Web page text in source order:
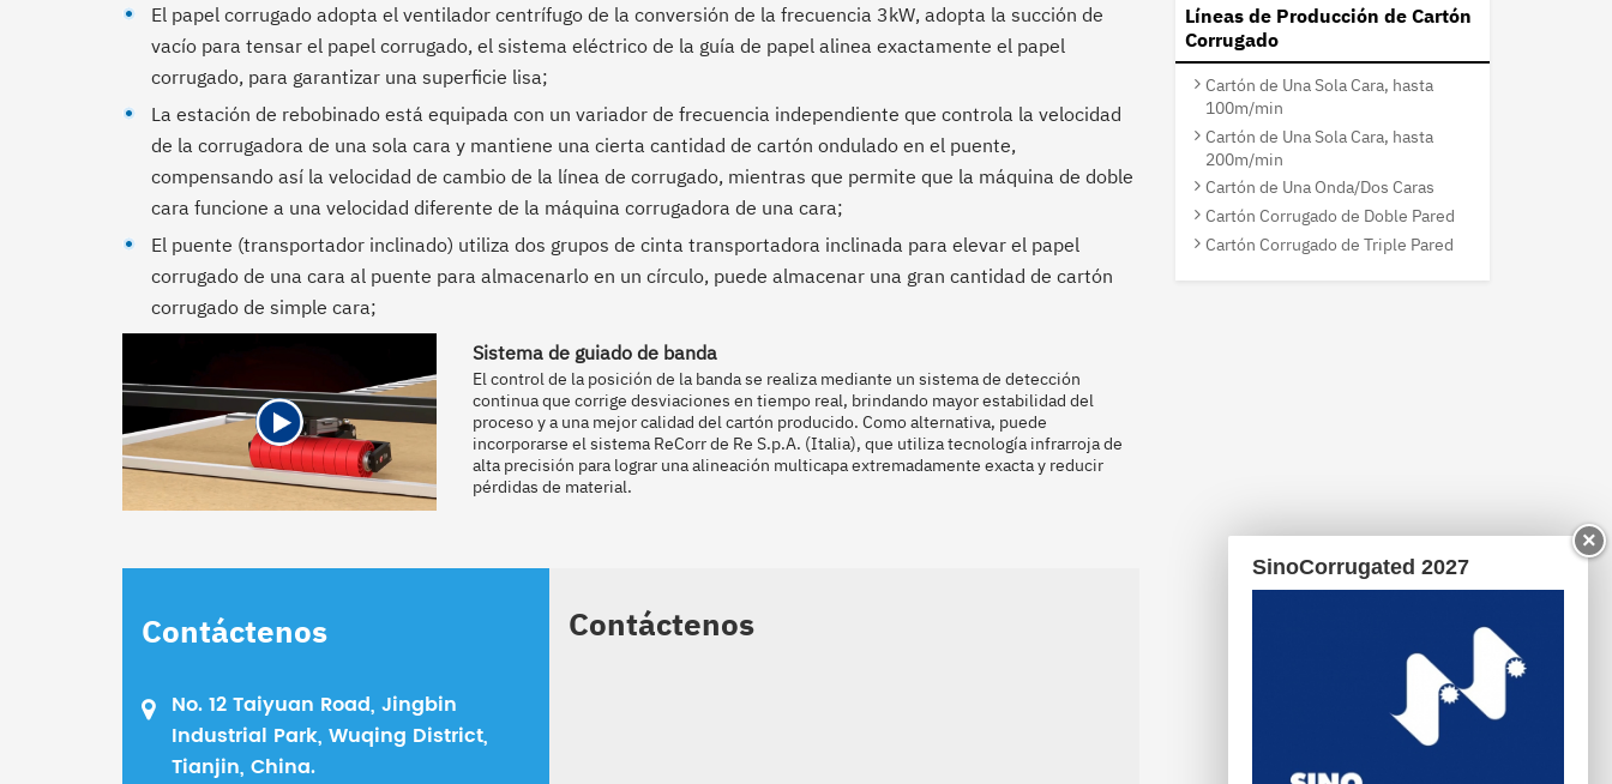
El papel corrugado adopta el ventilador centrífugo de la conversión de la frecuencia 3kW, adopta la succión de
vacío para tensar el papel corrugado, el sistema eléctrico de la guía de papel alinea exactamente el papel
corrugado, para garantizar una superficie lisa;
La estación de rebobinado está equipada con un variador de frecuencia independiente que controla la velocidad
de la corrugadora de una sola cara y mantiene una cierta cantidad de cartón ondulado en el puente,
compensando así la velocidad de cambio de la línea de corrugado, mientras que permite que la máquina de doble
cara funcione a una velocidad diferente de la máquina corrugadora de una cara;
El puente (transportador inclinado) utiliza dos grupos de cinta transportadora inclinada para elevar el papel
corrugado de una cara al puente para almacenarlo en un círculo, puede almacenar una gran cantidad de cartón
corrugado de simple cara;
Sistema de guiado de banda
El control de la posición de la banda se realiza mediante un sistema de detección
continua que corrige desviaciones en tiempo real, brindando mayor estabilidad del
proceso y a una mejor calidad del cartón producido. Como alternativa, puede
incorporarse el sistema ReCorr de Re S.p.A. (Italia), que utiliza tecnología infrarroja de
alta precisión para lograr una alineación multicapa extremadamente exacta y reducir
pérdidas de material.
Contáctenos
No. 12 Taiyuan Road, Jingbin
Industrial Park, Wuqing District,
Tianjin, China.
Contáctenos
Líneas de Producción de Cartón
Corrugado
Cartón de Una Sola Cara, hasta
100m/min
Cartón de Una Sola Cara, hasta
200m/min
Cartón de Una Onda/Dos Caras
Cartón Corrugado de Doble Pared
Cartón Corrugado de Triple Pared
×
SinoCorrugated 2027